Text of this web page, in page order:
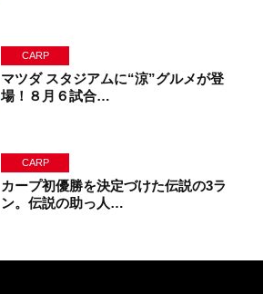
CARP
マツダ スタジアムに“涼”グルメが登
場！８月６試合…
CARP
カープ初優勝を決定づけた伝説の3ラ
ン。伝説の助っ人…